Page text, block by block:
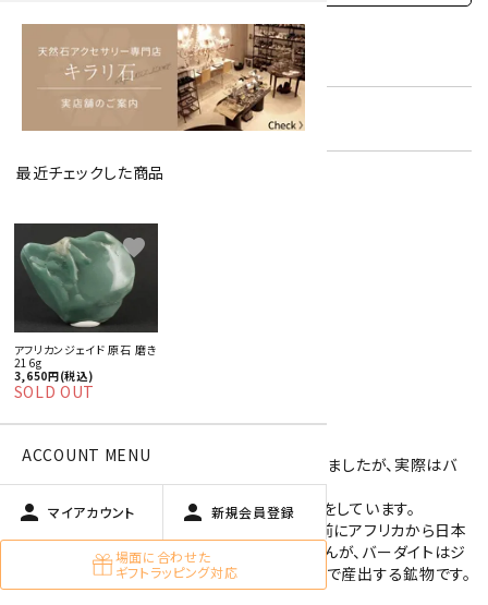
最近チェックした商品
アフリカンジェイド 原石 磨き
216g
3,650円(税込)
SOLD OUT
favorite
ACCOUNT MENU
person マイアカウント person 新規会員登録
場面に合わせた
ギフトラッピング対応
型番: afjad-11
在庫 0 売切れ中
特定商取引法に基づく表記 (返品など)
この商品を友達に教える
買い物を続ける
ジェイド(翡翠)に似ていることから名付けられましたが、実際はバ
ーダイトという鉱物です。
フックサイトを主成分とした鉱物で、濃い緑色をしています。
当社のアフリカンジェイドの原石は30年ほど前にアフリカから日本
に輸入されたもので正式な産地が分かりませんが、バーダイトはジ
ンバブエと南アフリカのバーバートン周辺のみで産出する鉱物です。